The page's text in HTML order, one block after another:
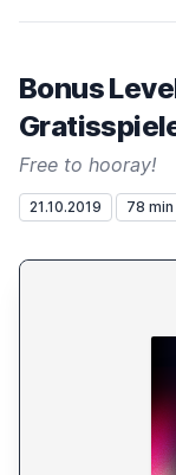
Bonus
Free to hooray!
21.10.2019 78 min